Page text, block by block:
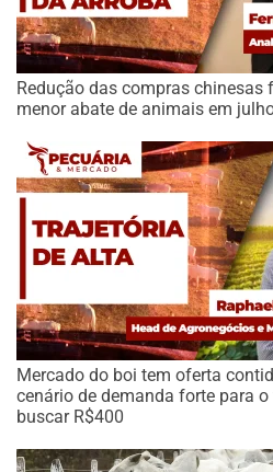
Redução das compras chinesas
menor abate de animais em
Mercado do boi tem oferta
cenário de demanda forte para
buscar R$400